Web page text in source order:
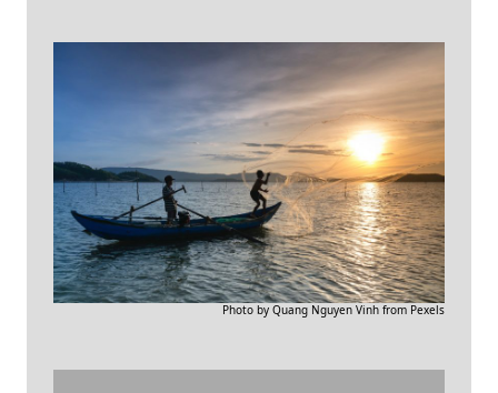
Photo by Quang Nguyen Vinh from Pexels